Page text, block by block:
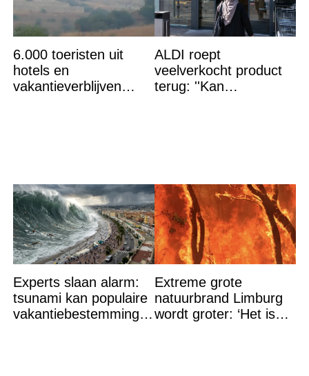
6.000 toeristen uit
hotels en
vakantieverblijven
ALDI roept
veelverkocht product
terug: ''Kan
Experts slaan alarm:
tsunami kan populaire
vakantiebestemming
Extreme grote
natuurbrand Limburg
wordt groter: ‘Het is